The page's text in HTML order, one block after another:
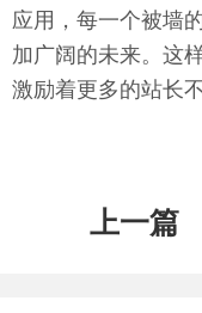
应用，每一个被墙
加广阔的未来。这
激励着更多的站长
上一篇